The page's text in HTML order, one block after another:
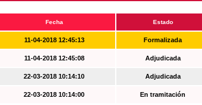
Fecha Estado
11-04-2018 12:45:13 Formalizada
11-04-2018 12:45:08 Adjudicada
22-03-2018 10:14:10 Adjudicada
22-03-2018 10:14:00 En tramitación